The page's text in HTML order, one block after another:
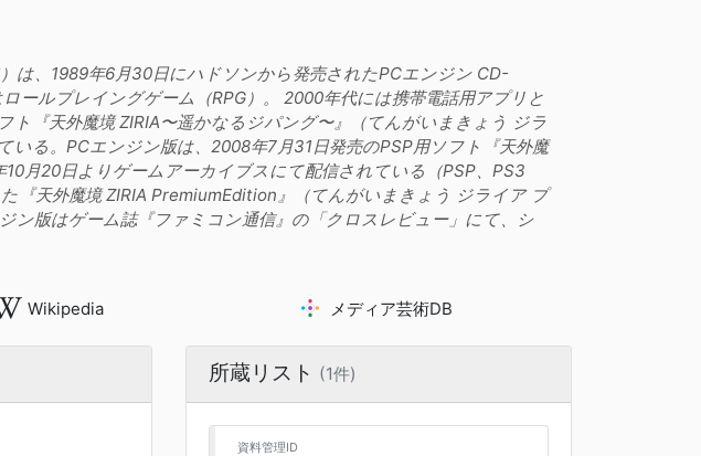
は、1989年6月30日にハドソンから発売されたPCエンジン CD-
ールプレイングゲーム（RPG）。 2000年代には携帯電話用アプリと
『天外魔境 ZIRIA〜遥かなるジパング〜』（てんがいまきょう ジラ
る。PCエンジン版は、2008年7月31日発売のPSP用ソフト『天外魔
月20日よりゲームアーカイブスにて配信されている（PSP、PS3
『天外魔境 ZIRIA PremiumEdition』（てんがいまきょう ジライア プ
ン版はゲーム誌『ファミコン通信』の「クロスレビュー」にて、シ
Wikipedia メディア芸術DB
所蔵リスト (1件)
資料管理ID